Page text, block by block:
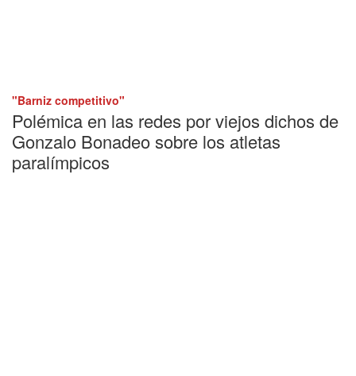
"Barniz competitivo"
Polémica en las redes por viejos dichos de
Gonzalo Bonadeo sobre los atletas
paralímpicos